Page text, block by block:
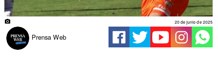
Prensa Web
20 de junio de 2025